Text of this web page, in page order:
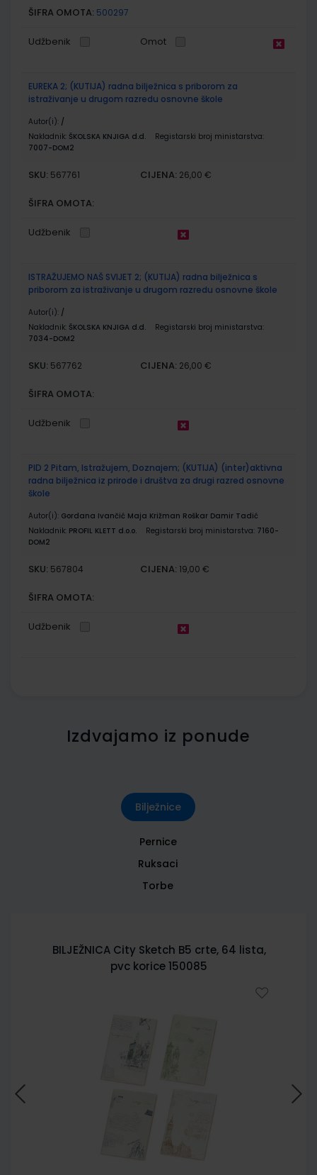
ŠIFRA OMOTA: 500297
Udžbenik Omot
EUREKA 2; (KUTIJA) radna bilježnica s priborom za
istraživanje u drugom razredu osnovne škole
Autor(i): /
Nakladnik: ŠKOLSKA KNJIGA d.d.
Registarski broj ministarstva:
7007-DOM2
SKU: 567761 CIJENA: 26,00 €
ŠIFRA OMOTA:
Udžbenik
ISTRAŽUJEMO NAŠ SVIJET 2; (KUTIJA) radna bilježnica s
priborom za istraživanje u drugom razredu osnovne škole
Autor(i): /
Nakladnik: ŠKOLSKA KNJIGA d.d.
Registarski broj ministarstva:
7034-DOM2
SKU: 567762 CIJENA: 26,00 €
ŠIFRA OMOTA:
Udžbenik
PID 2 Pitam, Istražujem, Doznajem; (KUTIJA) (inter)aktivna
radna bilježnica iz prirode i društva za drugi razred osnovne
škole
Autor(i): Gordana Ivančić Maja Križman Roškar Damir Tadić
Nakladnik: PROFIL KLETT d.o.o. Registarski broj ministarstva: 7160-
DOM2
SKU: 567804 CIJENA: 19,00 €
ŠIFRA OMOTA:
Udžbenik
Izdvajamo iz ponude
Bilježnice
Pernice
Ruksaci
Torbe
BILJEŽNICA City Sketch B5 crte, 64 lista,
pvc korice 150085